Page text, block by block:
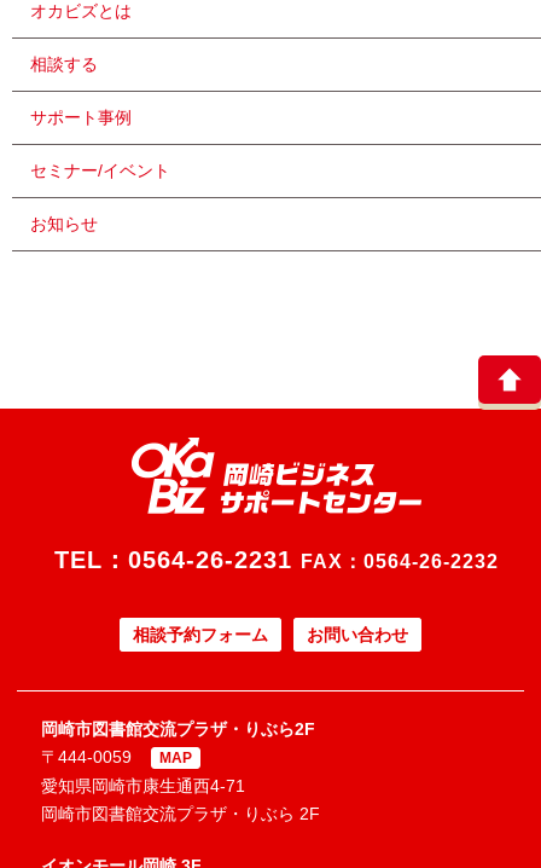
オカビズとは
相談する
サポート事例
セミナー/イベント
お知らせ
TEL： 0564-26-2231 FAX：0564-26-2232
相談予約フォーム お問い合わせ
岡崎市図書館交流プラザ・りぶら2F
〒444-0059
MAP
愛知県岡崎市康生通西4-71
岡崎市図書館交流プラザ・りぶら 2F